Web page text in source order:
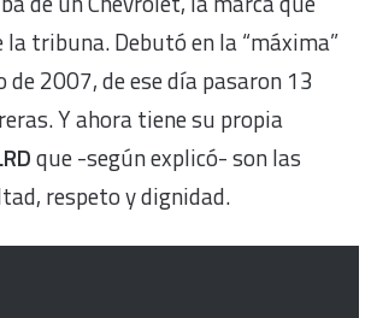
tribuna. Debutó en la “máxima”
de 2007, de ese día pasaron 13
Y ahora tiene su propia
que -según explicó- son las
respeto y dignidad.